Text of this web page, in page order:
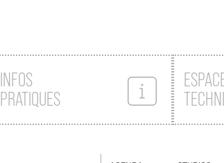
INFOS
PRATIQUES